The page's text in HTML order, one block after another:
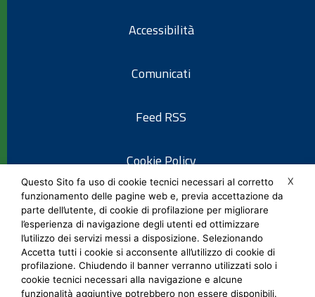
Accessibilità
Comunicati
Feed RSS
Cookie Policy
Informativa privacy
Note legali
Social Media Policy
X
Questo Sito fa uso di cookie tecnici necessari al corretto
funzionamento delle pagine web e, previa accettazione da
parte dell’utente, di cookie di profilazione per migliorare
l’esperienza di navigazione degli utenti ed ottimizzare
l’utilizzo dei servizi messi a disposizione. Selezionando
Accetta tutti i cookie si acconsente all’utilizzo di cookie di
profilazione. Chiudendo il banner verranno utilizzati solo i
cookie tecnici necessari alla navigazione e alcune
funzionalità aggiuntive potrebbero non essere disponibili.